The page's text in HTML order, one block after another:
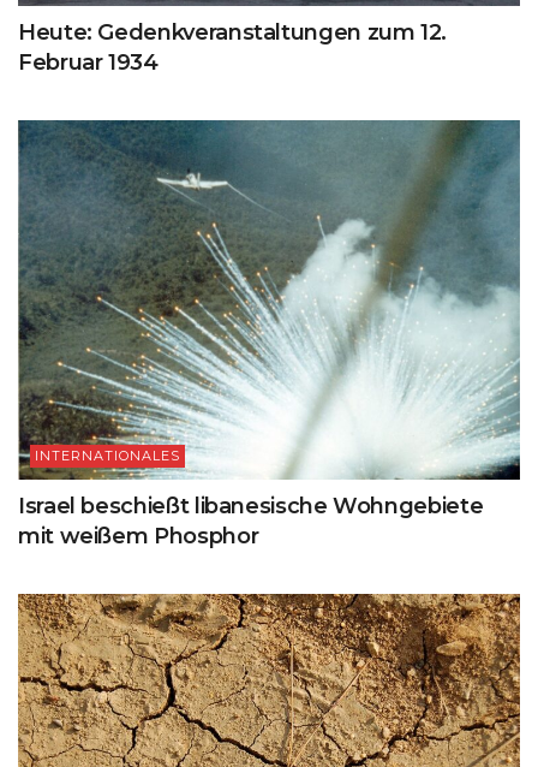
Heute: Gedenkveranstaltungen zum 12.
Februar 1934
INTERNATIONALES
Israel beschießt libanesische Wohngebiete
mit weißem Phosphor